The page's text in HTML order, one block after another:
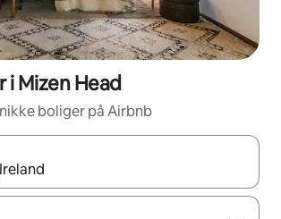
i Mizen Head
boliger på Airbnb
er tilgængelige, skal du navigere med